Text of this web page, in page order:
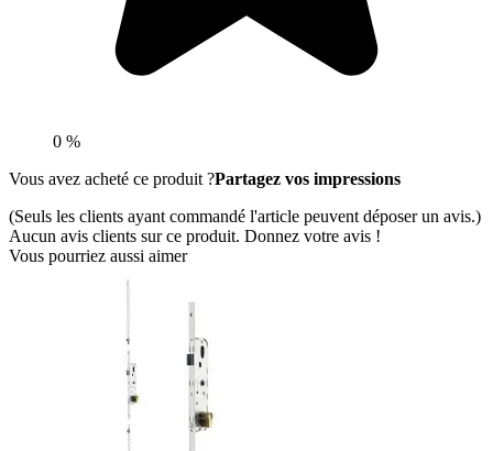
0 %
Vous avez acheté ce produit ?Partagez vos impressions
(Seuls les clients ayant commandé l'article peuvent déposer un avis.)
Aucun avis clients sur ce produit. Donnez votre avis !
Vous pourriez aussi aimer